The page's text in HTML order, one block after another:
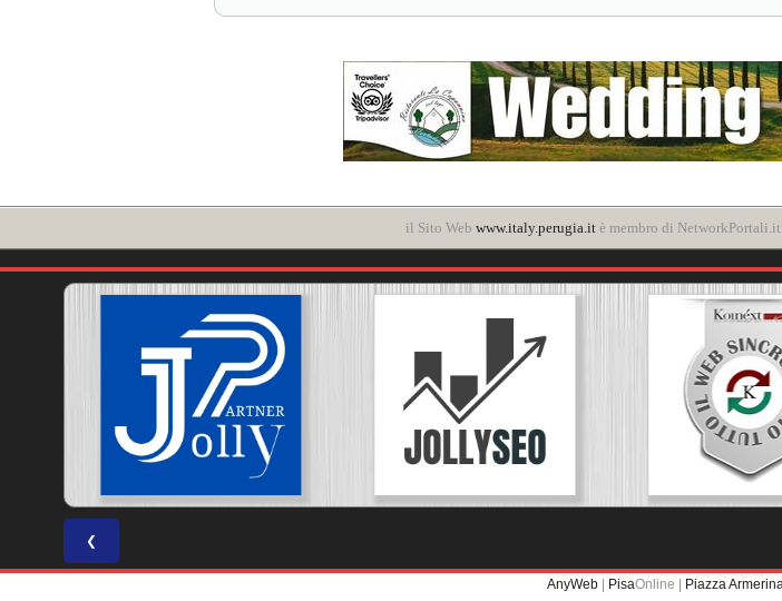
il Sito Web www.italy.perugia.itè membro di
❮
AnyWeb | PisaOnline | Piazza